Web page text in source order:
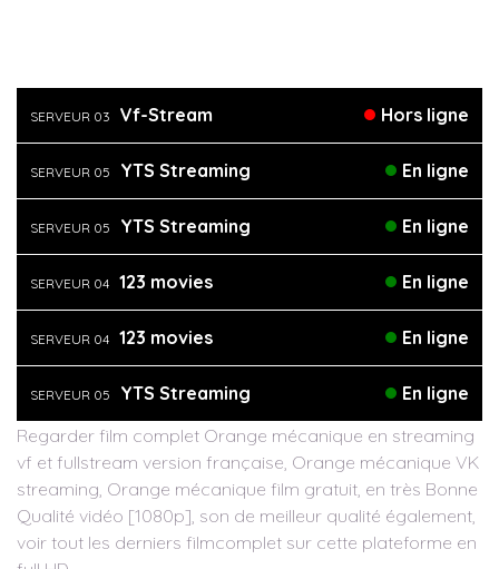
SERVEUR 03 Vf-Stream Hors ligne
SERVEUR 05 YTS Streaming En ligne
SERVEUR 05 YTS Streaming En ligne
SERVEUR 04 123 movies En ligne
SERVEUR 04 123 movies En ligne
SERVEUR 05 YTS Streaming
En ligne
Regarder film complet Orange mécanique en streaming
vf et fullstream version française, Orange mécanique VK
streaming, Orange mécanique film gratuit, en très Bonne
Qualité vidéo [1080p], son de meilleur qualité également,
voir tout les derniers filmcomplet sur cette plateforme en